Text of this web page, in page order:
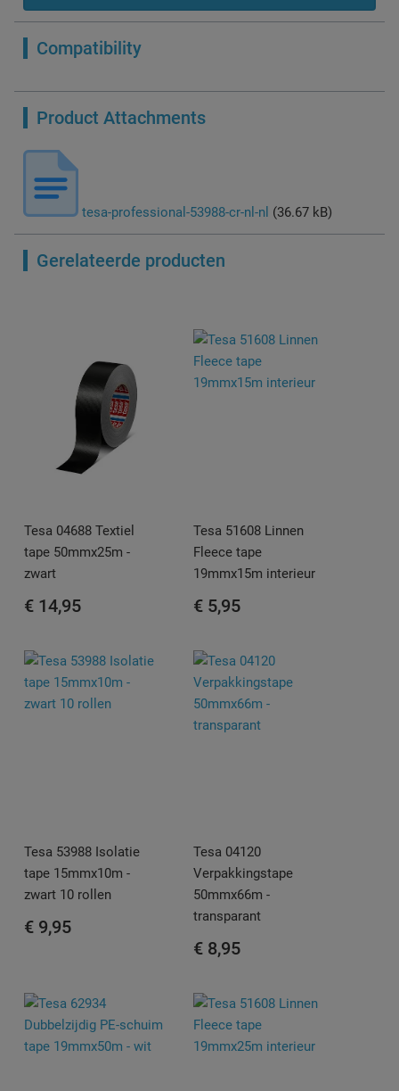
Compatibility
Product Attachments
tesa-professional-53988-cr-nl-nl (36.67 kB)
Gerelateerde producten
Tesa 04688 Textiel
tape 50mmx25m -
zwart
€ 14,95
Tesa 51608 Linnen
Fleece tape
19mmx15m interieur
€ 5,95
Tesa 53988 Isolatie
tape 15mmx10m -
zwart 10 rollen
€ 9,95
Tesa 04120
Verpakkingstape
50mmx66m -
transparant
€ 8,95